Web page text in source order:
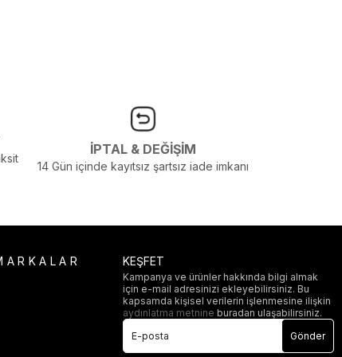
İPTAL & DEĞİŞİM
14 Gün içinde kayıtsız şartsız iade imkanı
KEŞFET
Kampanya ve ürünler hakkında bilgi almak
için e-mail adresinizi ekleyebilirsiniz. Bu
kapsamda kişisel verilerin işlenmesine ilişkin
aydınlatma metnineburadan ulaşabilirsiniz.
Gönder